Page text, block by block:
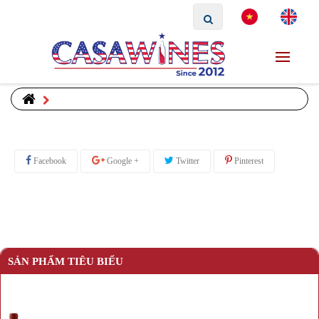
Facebook Google + Twitter Pinterest
SẢN PHẨM TIÊU BIỂU